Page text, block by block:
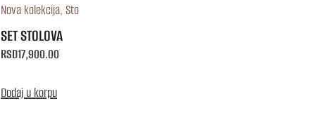
Nova kolekcija, Sto
SET STOLOVA
RSD17,900.00
Dodaj u korpu